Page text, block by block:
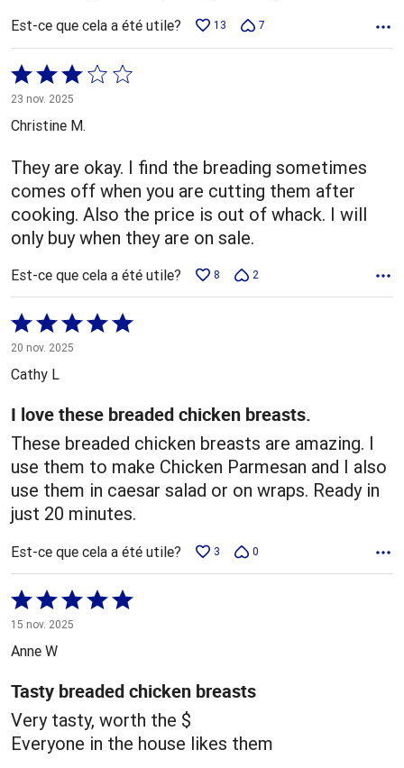
Est-ce que cela a été utile? 13 7
Coté
3 sur
5
23 nov. 2025
Christine M.
They are okay. I find the breading sometimes
comes off when you are cutting them after
cooking. Also the price is out of whack. I will
only buy when they are on sale.
Est-ce que cela a été utile? 8 2
Coté
5 sur
5
20 nov. 2025
Cathy L
I love these breaded chicken breasts.
These breaded chicken breasts are amazing. I
use them to make Chicken Parmesan and I also
use them in caesar salad or on wraps. Ready in
just 20 minutes.
Est-ce que cela a été utile? 3 0
Coté
5 sur
5
15 nov. 2025
Anne W
Tasty breaded chicken breasts
Very tasty, worth the $
Everyone in the house likes them